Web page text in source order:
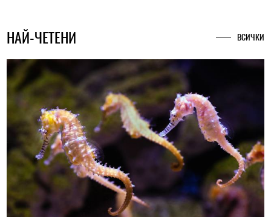
НАЙ-ЧЕТЕНИ ВСИЧКИ